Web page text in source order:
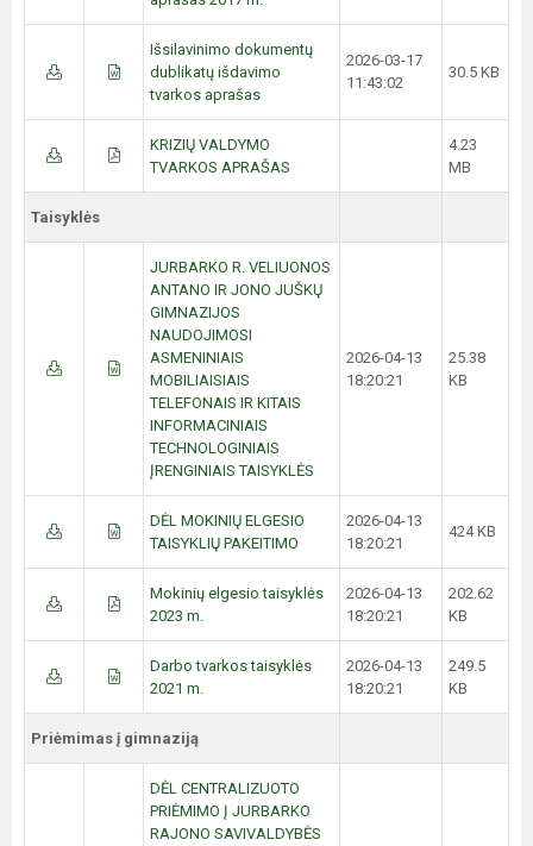
Išsilavinimo dokumentų
dublikatų išdavimo
tvarkos aprašas
2026-03-17
11:43:02
30.5 KB
KRIZIŲ VALDYMO
TVARKOS APRAŠAS
4.23
MB
Taisyklės
JURBARKO R. VELIUONOS
ANTANO IR JONO JUŠKŲ
GIMNAZIJOS
NAUDOJIMOSI
ASMENINIAIS
MOBILIAISIAIS
TELEFONAIS IR KITAIS
INFORMACINIAIS
TECHNOLOGINIAIS
ĮRENGINIAIS TAISYKLĖS
2026-04-13
18:20:21
25.38
KB
DĖL MOKINIŲ ELGESIO
TAISYKLIŲ PAKEITIMO
2026-04-13
18:20:21
424 KB
Mokinių elgesio taisyklės
2023 m.
2026-04-13
18:20:21
202.62
KB
Darbo tvarkos taisyklės
2021 m.
2026-04-13
18:20:21
249.5
KB
Priėmimas į gimnaziją
DĖL CENTRALIZUOTO
PRIĖMIMO Į JURBARKO
RAJONO SAVIVALDYBĖS